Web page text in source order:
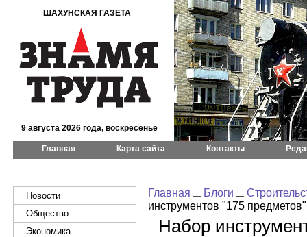
ШАХУНСКАЯ ГАЗЕТА
9 августа 2026 года, воскресенье
Главная Карта сайта Контакты
Новости
Общество
Экономика
Главная Блоги
инструментов "175 предметов"
Набор